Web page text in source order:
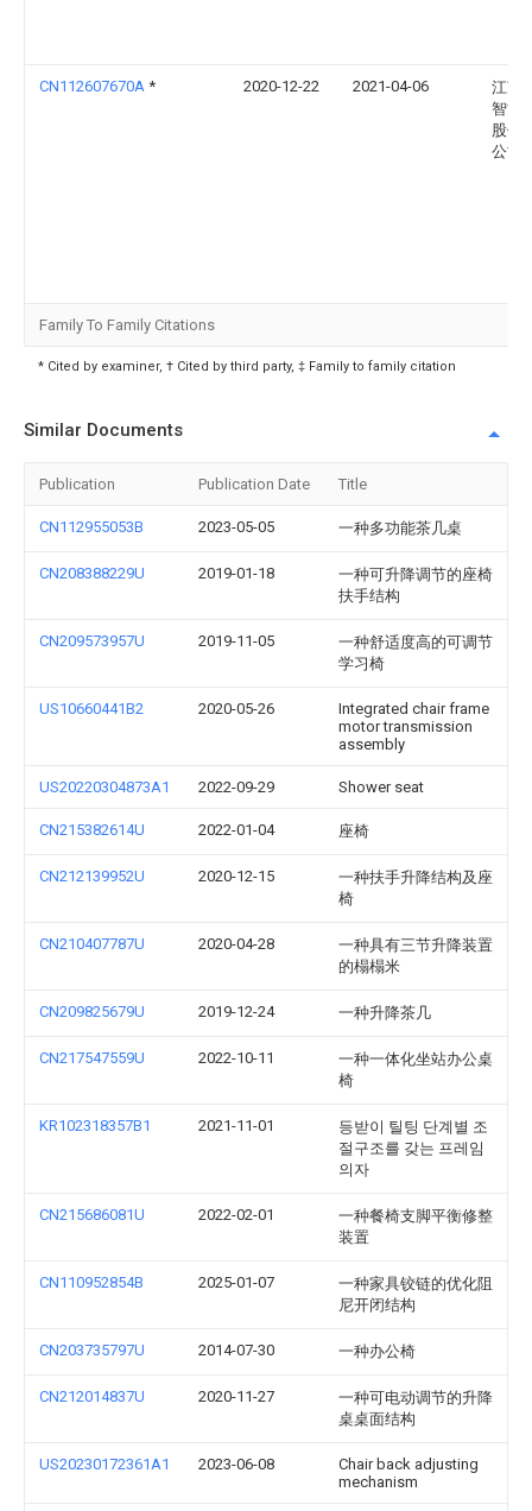
CN112607670A * 2020-12-22 2021-04-06
江苏
智能
股份
公司
Family To Family Citations
* Cited by examiner, † Cited by third party, ‡ Family to family citation
Similar Documents
Publication Publication Date Title
CN112955053B 2023-05-05 一种多功能茶几桌
CN208388229U 2019-01-18
一种可升降调节的座椅
扶手结构
CN209573957U 2019-11-05
一种舒适度高的可调节
学习椅
US10660441B2 2020-05-26
Integrated chair frame
motor transmission
assembly
US20220304873A1 2022-09-29 Shower seat
CN215382614U 2022-01-04 座椅
CN212139952U 2020-12-15
一种扶手升降结构及座
椅
CN210407787U 2020-04-28
一种具有三节升降装置
的榻榻米
CN209825679U 2019-12-24 一种升降茶几
CN217547559U 2022-10-11
一种一体化坐站办公桌
椅
KR102318357B1 2021-11-01
등받이 틸팅 단계별 조
절구조를 갖는 프레임
의자
CN215686081U 2022-02-01
一种餐椅支脚平衡修整
装置
CN110952854B 2025-01-07
一种家具铰链的优化阻
尼开闭结构
CN203735797U 2014-07-30 一种办公椅
CN212014837U 2020-11-27
一种可电动调节的升降
桌桌面结构
US20230172361A1 2023-06-08
Chair back adjusting
mechanism